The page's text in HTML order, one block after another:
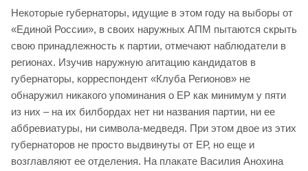
Некоторые губернаторы, идущие в этом году на выборы от
«Единой России», в своих наружных АПМ пытаются скрыть
свою принадлежность к партии, отмечают наблюдатели в
регионах. Изучив наружную агитацию кандидатов в
губернаторы, корреспондент «Клуба Регионов» не
обнаружил никакого упоминания о ЕР как минимум у пяти
из них – на их билбордах нет ни названия партии, ни ее
аббревиатуры, ни символа-медведя. При этом двое из этих
губернаторов не просто выдвинуты от ЕР, но еще и
возглавляют ее отделения. На плакате Василия Анохина